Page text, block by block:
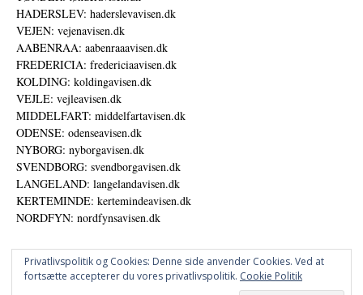
HADERSLEV: haderslevavisen.dk
VEJEN: vejenavisen.dk
AABENRAA: aabenraaavisen.dk
FREDERICIA: fredericiaavisen.dk
KOLDING: koldingavisen.dk
VEJLE: vejleavisen.dk
MIDDELFART: middelfartavisen.dk
ODENSE: odenseavisen.dk
NYBORG: nyborgavisen.dk
SVENDBORG: svendborgavisen.dk
LANGELAND: langelandavisen.dk
KERTEMINDE: kertemindeavisen.dk
NORDFYN: nordfynsavisen.dk
Privatlivspolitik og Cookies: Denne side anvender Cookies. Ved at
fortsætte accepterer du vores privatlivspolitik. Cookie Politik